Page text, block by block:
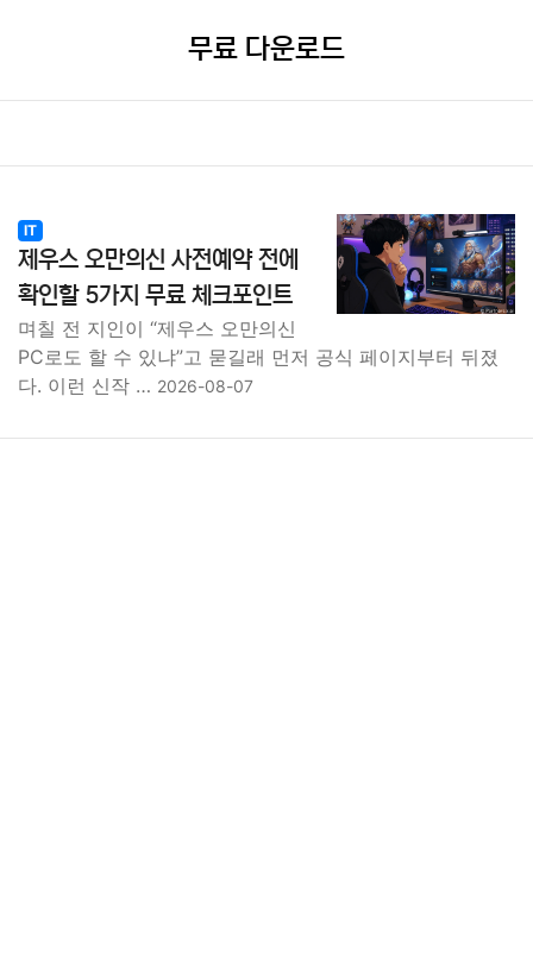
무료 다운로드
IT
제우스 오만의신 사전예약 전에
확인할 5가지 무료 체크포인트
며칠 전 지인이 “제우스 오만의신
PC로도 할 수 있냐”고 묻길래 먼저 공식 페이지부터 뒤졌
다. 이런 신작 … 2026-08-07